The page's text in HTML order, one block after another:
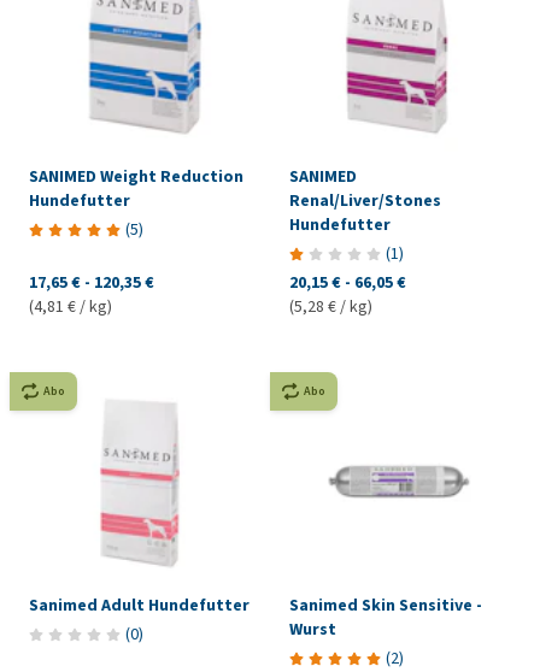
SANIMED Weight Reduction
Hundefutter
(5)
17,65 € - 120,35 €
(4,81 € / kg)
SANIMED
Renal/Liver/Stones
Hundefutter
(1)
20,15 € - 66,05 €
(5,28 € / kg)
Abo
Sanimed Adult Hundefutter
(0)
Abo
Sanimed Skin Sensitive -
Wurst
(2)